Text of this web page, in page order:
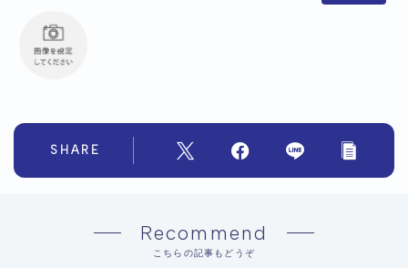
SHARE
Recommend
こちらの記事もどうぞ